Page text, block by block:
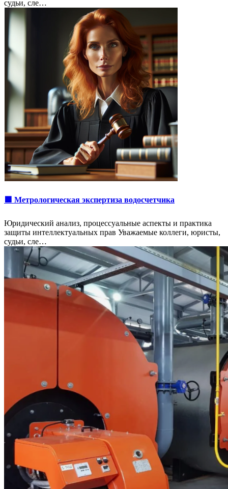
судьи, сле…
🟩 Метрологическая экспертиза водосчетчика
Юридический анализ, процессуальные аспекты и практика
защиты интеллектуальных прав Уважаемые коллеги, юристы,
судьи, сле…